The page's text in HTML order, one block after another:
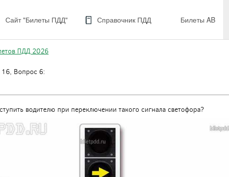
Сайт "Билеты ПДД" Справочник ПДД Билеты AB
ПДД 2026
16, Вопрос 6:
водителю при переключении такого сигнала светофора?